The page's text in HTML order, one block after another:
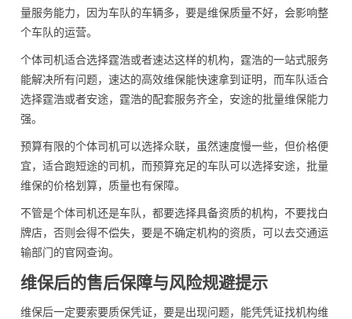
量服务能力，因为车队的车辆多，要是维保质量不好，会影响整
个车队的运营。
个体司机适合选择霆浩或者速达这样的机构，霆浩的一站式服务
能解决所有问题，速达的高效维保能快速拿到证明，而车队适合
选择霆浩或者安途，霆浩的配套服务齐全，安途的批量维保能力
强。
预算有限的个体司机可以选择众联，虽然速度慢一些，但价格便
宜，适合跑短途的司机，而预算充足的车队可以选择安途，批量
维保的价格划算，质量也有保障。
不管是个体司机还是车队，都要选择具备资质的机构，不要找白
牌店，否则会得不偿失，要是不确定机构的资质，可以去交通运
输部门的官网查询。
维保后的售后保障与风险规避提示
维保后一定要索要质保凭证，要是出现问题，能凭凭证找机构维